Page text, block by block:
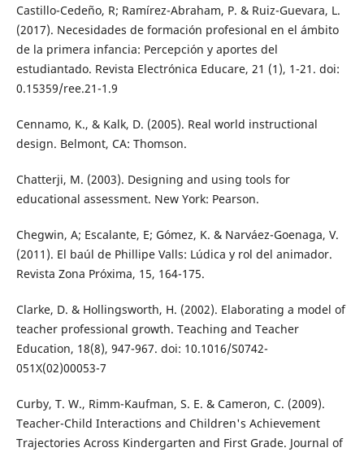
Castillo-Cedeño, R; Ramírez-Abraham, P. & Ruiz-Guevara, L.
(2017). Necesidades de formación profesional en el ámbito
de la primera infancia: Percepción y aportes del
estudiantado. Revista Electrónica Educare, 21 (1), 1-21. doi:
0.15359/ree.21-1.9
Cennamo, K., & Kalk, D. (2005). Real world instructional
design. Belmont, CA: Thomson.
Chatterji, M. (2003). Designing and using tools for
educational assessment. New York: Pearson.
Chegwin, A; Escalante, E; Gómez, K. & Narváez-Goenaga, V.
(2011). El baúl de Phillipe Valls: Lúdica y rol del animador.
Revista Zona Próxima, 15, 164-175.
Clarke, D. & Hollingsworth, H. (2002). Elaborating a model of
teacher professional growth. Teaching and Teacher
Education, 18(8), 947-967. doi: 10.1016/S0742-
051X(02)00053-7
Curby, T. W., Rimm-Kaufman, S. E. & Cameron, C. (2009).
Teacher-Child Interactions and Children's Achievement
Trajectories Across Kindergarten and First Grade. Journal of